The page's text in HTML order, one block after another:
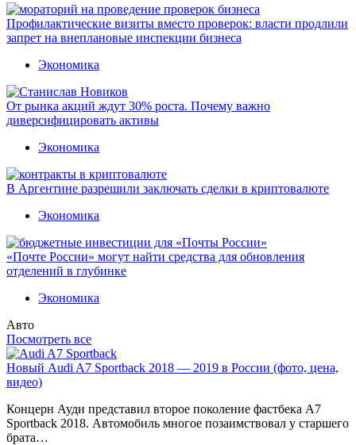
Профилактические визиты вместо проверок: власти продлили
запрет на внеплановые инспекции бизнеса
Экономика
От рынка акций ждут 30% роста. Почему важно
диверсифицировать активы
Экономика
В Аргентине разрешили заключать сделки в криптовалюте
Экономика
«Почте России» могут найти средства для обновления
отделений в глубинке
Экономика
Авто
Посмотреть все
Новый Audi A7 Sportback 2018 — 2019 в России (фото, цена,
видео)
Концерн Ауди представил второе поколение фастбека A7
Sportback 2018. Автомобиль многое позаимствовал у старшего
брата…